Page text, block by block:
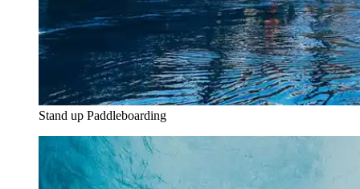
Stand up Paddleboarding